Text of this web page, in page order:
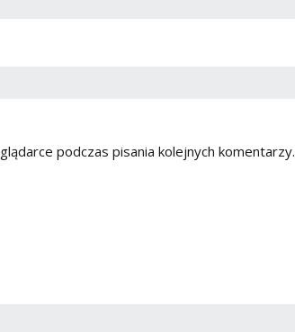
podczas pisania kolejnych komentarzy.